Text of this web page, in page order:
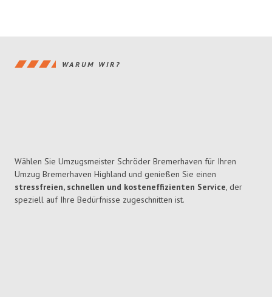
WARUM WIR?
Wählen Sie Umzugsmeister Schröder Bremerhaven für Ihren
Umzug Bremerhaven Highland und genießen Sie einen
stressfreien, schnellen und kosteneffizienten Service, der
speziell auf Ihre Bedürfnisse zugeschnitten ist.